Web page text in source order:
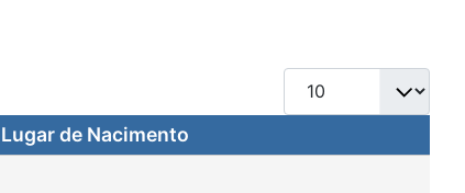
Lugar de Nacimento